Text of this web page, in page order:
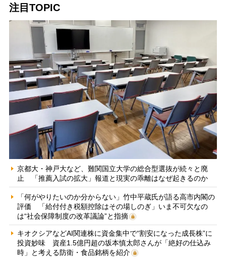
注目TOPIC
京都大・神戸大など、難関国立大学の総合型選抜が続々と廃
止 「推薦入試の拡大」報道と現実の乖離はなぜ起きるのか
「何がやりたいのか分からない」竹中平蔵氏が語る高市内閣の
評価 「給付付き税額控除はその場しのぎ」いま不可欠なの
は“社会保障制度の改革議論”と指摘
キオクシアなどAI関連株に資金集中で“割安になった成長株”に
投資妙味 資産1.5億円超の坂本慎太郎さんが「絶好の仕込み
時」と考える防衛・食品銘柄を紹介